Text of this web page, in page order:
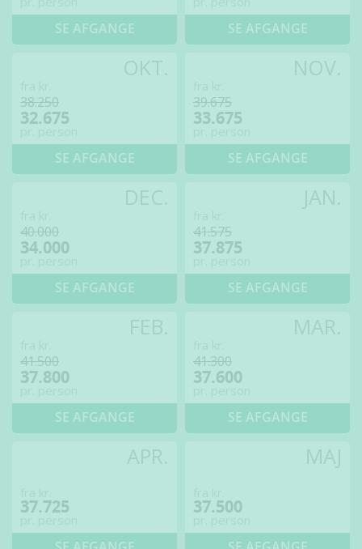
SE AFGANGE SE AFGANGE
38.250
32.675
SE AFGANGE
39.675
33.675
SE AFGANGE
40.000
34.000
SE AFGANGE
41.575
37.875
SE AFGANGE
41.500
37.800
SE AFGANGE
41.300
37.600
SE AFGANGE
37.725 37.500